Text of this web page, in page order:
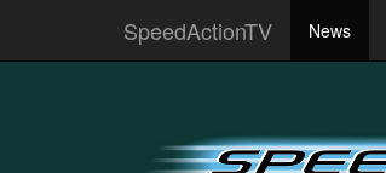
SpeedActionTV News